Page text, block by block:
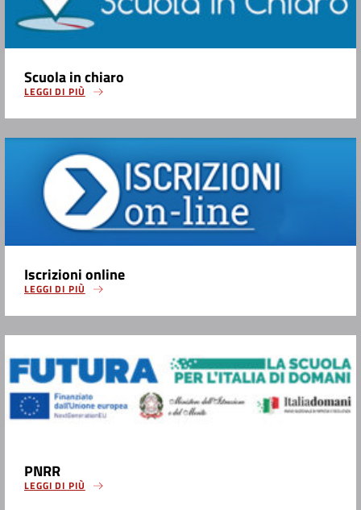
Scuola in chiaro
LEGGI DI PIÙ
Iscrizioni online
LEGGI DI PIÙ
PNRR
LEGGI DI PIÙ